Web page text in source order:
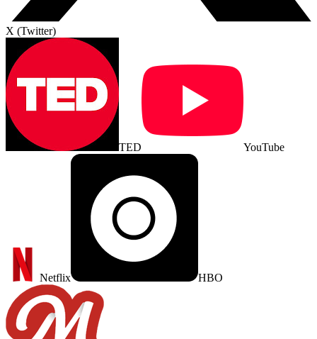
X (Twitter)
TED YouTube
Netflix HBO